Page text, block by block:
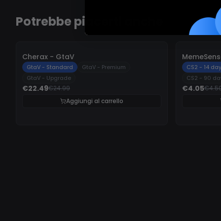
Potrebbe piacerti anche
-
Cherax - GtaV
GtaV - Standard
GtaV - Premium
GtaV - Upgrade
€22.49€24.99
Aggiungi al carrello
CS2 - 14
CS2 - 90
€4.05